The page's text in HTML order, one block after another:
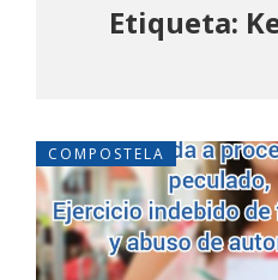
Etiqueta:
COMPOSTELA